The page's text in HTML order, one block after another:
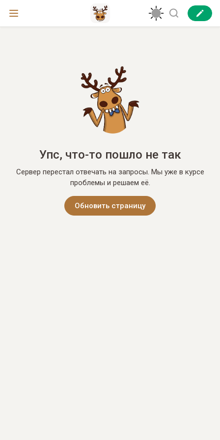
Упс, что-то пошло не так
Сервер перестал отвечать на запросы. Мы уже в курсе
проблемы и решаем её.
Обновить страницу